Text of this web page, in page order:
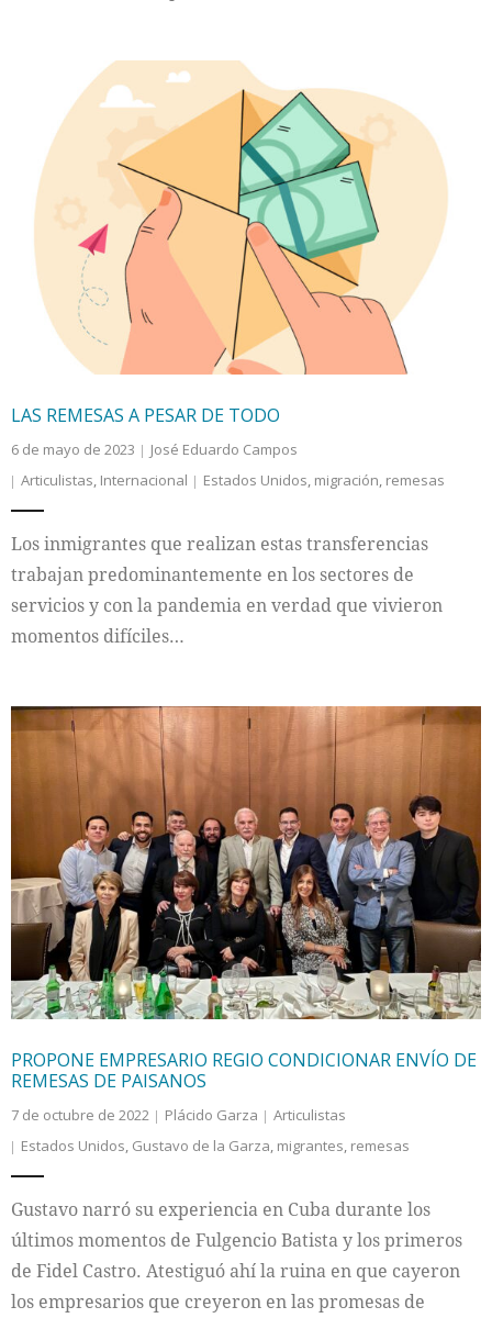
LAS REMESAS A PESAR DE TODO
6 de mayo de 2023
José Eduardo Campos
Articulistas Internacional Estados Unidos migración remesas
Los inmigrantes que realizan estas transferencias
trabajan predominantemente en los sectores de
servicios y con la pandemia en verdad que vivieron
momentos difíciles…
PROPONE EMPRESARIO REGIO CONDICIONAR ENVÍO DE
REMESAS DE PAISANOS
7 de octubre de 2022 Plácido Garza
Articulistas
Estados Unidos, Gustavo de la Garza, migrantes, remesas
Gustavo narró su experiencia en Cuba durante los
últimos momentos de Fulgencio Batista y los primeros
de Fidel Castro. Atestiguó ahí la ruina en que cayeron
los empresarios que creyeron en las promesas de